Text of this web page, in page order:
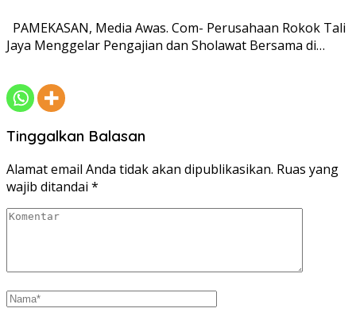
PAMEKASAN, Media Awas. Com- Perusahaan Rokok Tali
Jaya Menggelar Pengajian dan Sholawat Bersama di…
Tinggalkan Balasan
Alamat email Anda tidak akan dipublikasikan. Ruas yang
wajib ditandai *